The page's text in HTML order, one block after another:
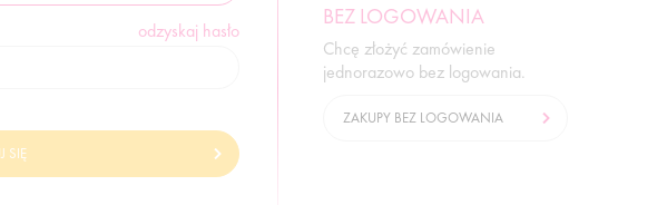
odzyskaj hasło
SIĘ
BEZ LOGOWANIA
Chcę złożyć zamówienie
jednorazowo bez logowania.
ZAKUPY BEZ LOGOWANIA